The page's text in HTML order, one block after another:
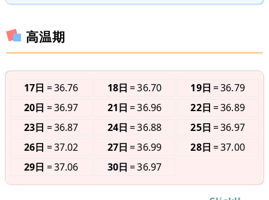
高温期
17日 36.76 18日 36.70 19日
36.79
20日
36.97 21日 36.96 22日
36.89
23日
36.87 24日 36.88 25日
36.97
26日
37.02 27日 36.99 28日
37.00
29日
37.06 30日 36.97